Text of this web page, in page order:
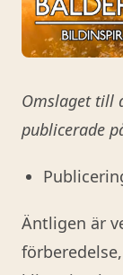
Omslaget till
publicerade
Äntligen är